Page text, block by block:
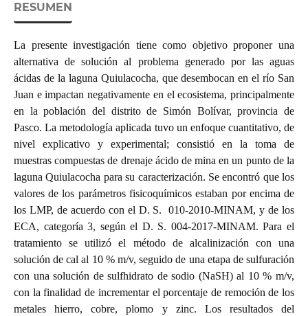
RESUMEN
La presente investigación tiene como objetivo proponer una
alternativa de solución al problema generado por las aguas
ácidas de la laguna Quiulacocha, que desembocan en el río San
Juan e impactan negativamente en el ecosistema, principalmente
en la población del distrito de Simón Bolívar, provincia de
Pasco. La metodología aplicada tuvo un enfoque cuantitativo, de
nivel explicativo y experimental; consistió en la toma de
muestras compuestas de drenaje ácido de mina en un punto de la
laguna Quiulacocha para su caracterización. Se encontró que los
valores de los parámetros fisicoquímicos estaban por encima de
los LMP, de acuerdo con el D. S. 010-2010-MINAM, y de los
ECA, categoría 3, según el D. S. 004-2017-MINAM. Para el
tratamiento se utilizó el método de alcalinización con una
solución de cal al 10 % m/v, seguido de una etapa de sulfuración
con una solución de sulfhidrato de sodio (NaSH) al 10 % m/v,
con la finalidad de incrementar el porcentaje de remoción de los
metales hierro, cobre, plomo y zinc. Los resultados del